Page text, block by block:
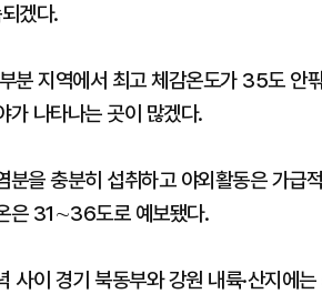
겠다.
분 지역에서 최고 체감온도가 35도 안
가 나타나는 곳이 많겠다.
을 충분히 섭취하고 야외활동은 가급
은 31∼36도로 예보됐다.
사이 경기 북동부와 강원 내륙·산지